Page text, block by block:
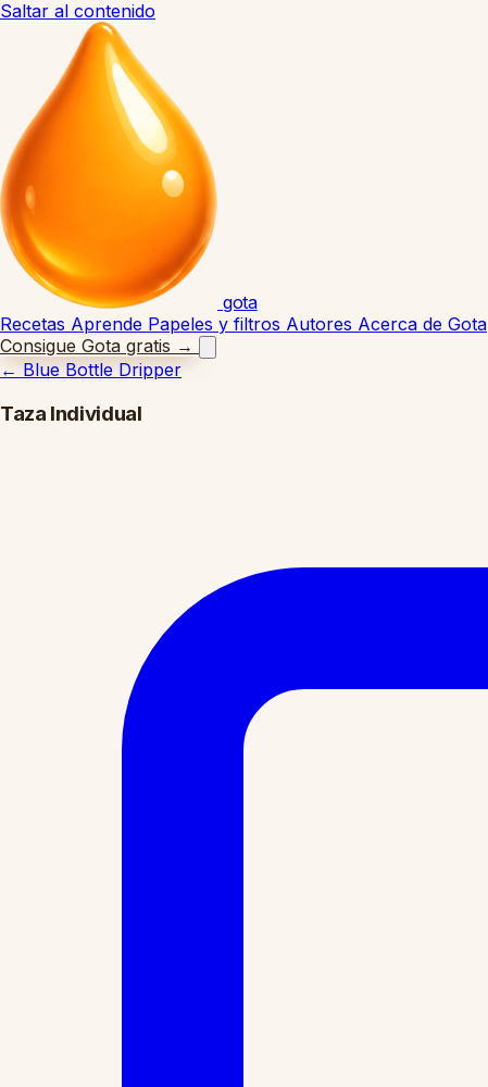
Saltar al contenido
gota
Recetas Aprende Papeles y filtros Autores Acerca de Gota
Consigue Gota gratis →
← Blue Bottle Dripper
Taza Individual